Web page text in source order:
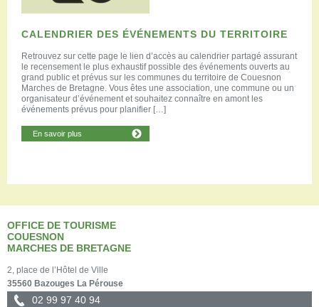
CALENDRIER DES ÉVÉNEMENTS DU TERRITOIRE
Retrouvez sur cette page le lien d’accès au calendrier partagé assurant
le recensement le plus exhaustif possible des événements ouverts au
grand public et prévus sur les communes du territoire de Couesnon
Marches de Bretagne. Vous êtes une association, une commune ou un
organisateur d’événement et souhaitez connaître en amont les
événements prévus pour planifier […]
En savoir plus
OFFICE DE TOURISME
COUESNON
MARCHES DE BRETAGNE
2, place de l’Hôtel de Ville
35560 Bazouges La Pérouse
02 99 97 40 94